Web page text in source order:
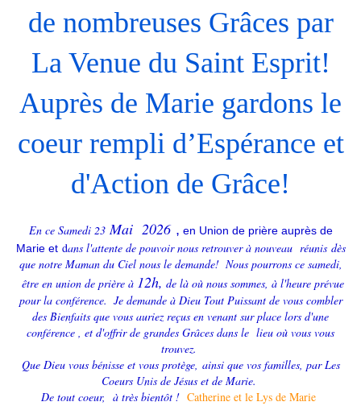
de nombreuses Grâces par
La Venue du Saint Esprit!
Auprès de Marie gardons le
coeur rempli d’Espérance et
d'Action de Grâce!
En ce Samedi 23Mai 2026 , en Union de prière auprès de
Marie etdans l'attente de pouvoir nous retrouver à nouveau réunis dès
que notre Maman du Ciel nous le demande! Nous pourrons ce samedi,
être en union de prière à 12h, de là où nous sommes, à l'heure prévue
pour la conférence. Je demande à Dieu Tout Puissant de vous combler
des Bienfaits que vous auriez reçus en venant sur place lors d'une
conférence , et d'offrir de grandes Grâces dans le lieu où vous vous
trouvez.
Que Dieu vous bénisse et vous protège, ainsi que vos familles, par Les
Coeurs Unis de Jésus et de Marie.
De tout coeur, à très bientôt ! Catherine et le Lys de Marie